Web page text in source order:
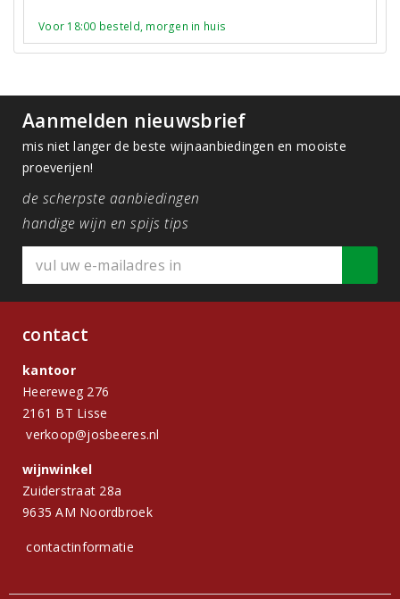
Voor 18:00 besteld, morgen in huis
Aanmelden nieuwsbrief
mis niet langer de beste wijnaanbiedingen en mooiste
proeverijen!
de scherpste aanbiedingen
handige wijn en spijs tips
contact
kantoor
Heereweg 276
2161 BT Lisse
verkoop@josbeeres.nl
wijnwinkel
Zuiderstraat 28a
9635 AM Noordbroek
contactinformatie